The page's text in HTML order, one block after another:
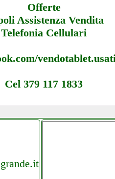
Offerte
Assistenza Vendita
Telefonia Cellulari
Cel 379 117 1833